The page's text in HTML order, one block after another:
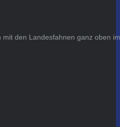
den Landesfahnen ganz oben